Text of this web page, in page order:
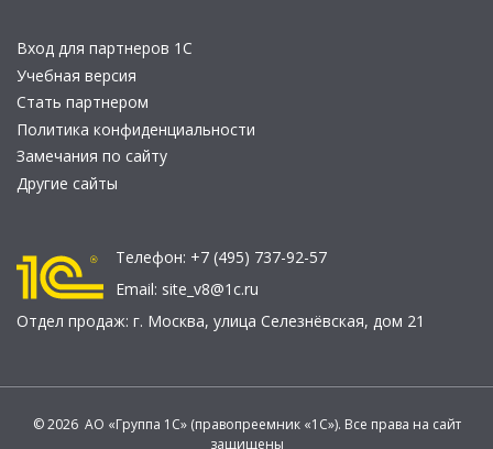
Вход для партнеров 1С
Учебная версия
Стать партнером
Политика конфиденциальности
Замечания по сайту
Другие сайты
Телефон: +7 (495) 737-92-57
Email: site_v8@1c.ru
Отдел продаж: г. Москва, улица Селезнёвская, дом 21
© 2026 АО «Группа 1С» (правопреемник «1С»). Все права на сайт
защищены